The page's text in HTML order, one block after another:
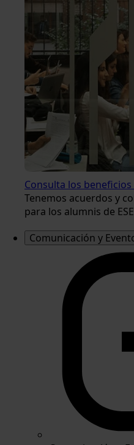
Consulta los beneficios
Tenemos acuerdos y
para los alumnis de
Comunicación y